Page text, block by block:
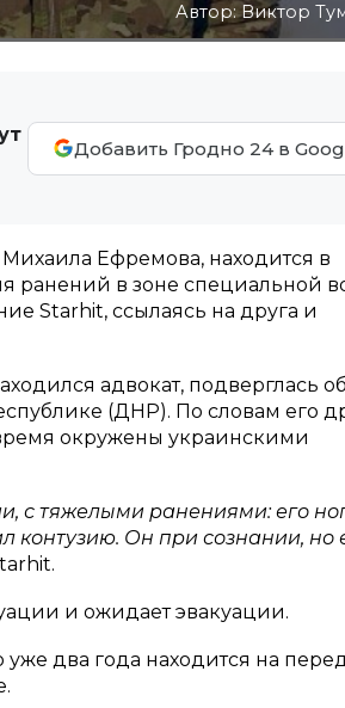
Автор: Виктор
Добавить Гродно 24 в
Ефремова, находится в
ранений в зоне специальной
Starhit, ссылаясь на друга и
адвокат, подверглась
(ДНР). По словам его
окружены украинскими
с тяжелыми ранениями: его
контузию. Он при сознании, но
и ожидает эвакуации.
два года находится на